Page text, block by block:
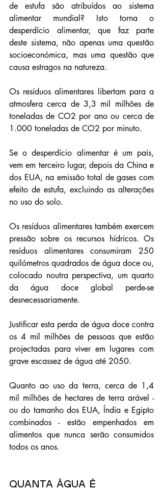
de estufa são atribuídos ao sistema
alimentar mundial? Isto torna o
desperdício alimentar, que faz parte
deste sistema, não apenas uma questão
socioeconómica, mas uma questão que
causa estragos na natureza.
Os resíduos alimentares libertam para a
atmosfera cerca de 3,3 mil milhões de
toneladas de CO2 por ano ou cerca de
1.000 toneladas de CO2 por minuto.
Se o desperdício alimentar é um país,
vem em terceiro lugar, depois da China e
dos EUA, na emissão total de gases com
efeito de estufa, excluindo as alterações
no uso do solo.
Os resíduos alimentares também exercem
pressão sobre os recursos hídricos. Os
resíduos alimentares consumiram 250
quilómetros quadrados de água doce ou,
colocado noutra perspectiva, um quarto
da água doce global perde-se
desnecessariamente.
Justificar esta perda de água doce contra
os 4 mil milhões de pessoas que estão
projectadas para viver em lugares com
grave escassez de água até 2050.
Quanto ao uso da terra, cerca de 1,4
mil milhões de hectares de terra arável -
ou do tamanho dos EUA, Índia e Egipto
combinados - estão empenhados em
alimentos que nunca serão consumidos
todos os anos.
Quanta água é